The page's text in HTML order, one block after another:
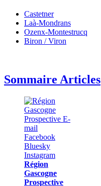
Castetner
Laà-Mondrans
Ozenx-Montestrucq
Biron / Viron
Sommaire Articles
Région
Gascogne
Prospective